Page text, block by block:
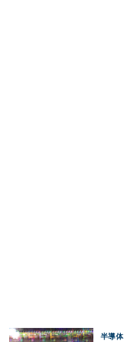
半導体